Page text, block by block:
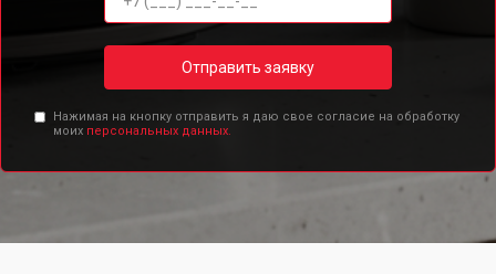
Отправить заявку
Нажимая на кнопку отправить я даю свое согласие на обработку
моих персональных данных.